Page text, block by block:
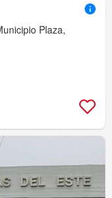
Plaza,